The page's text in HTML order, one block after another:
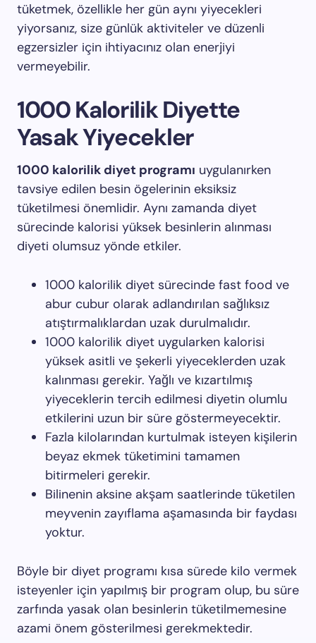
tüketmek, özellikle her gün aynı yiyecekleri
yiyorsanız, size günlük aktiviteler ve düzenli
egzersizler için ihtiyacınız olan enerjiyi
vermeyebilir.
1000 Kalorilik Diyette
Yasak Yiyecekler
1000 kalorilik diyet programı uygulanırken
tavsiye edilen besin ögelerinin eksiksiz
tüketilmesi önemlidir. Aynı zamanda diyet
sürecinde kalorisi yüksek besinlerin alınması
diyeti olumsuz yönde etkiler.
1000 kalorilik diyet sürecinde fast food ve
abur cubur olarak adlandırılan sağlıksız
atıştırmalıklardan uzak durulmalıdır.
1000 kalorilik diyet uygularken kalorisi
yüksek asitli ve şekerli yiyeceklerden uzak
kalınması gerekir. Yağlı ve kızartılmış
yiyeceklerin tercih edilmesi diyetin olumlu
etkilerini uzun bir süre göstermeyecektir.
Fazla kilolarından kurtulmak isteyen kişilerin
beyaz ekmek tüketimini tamamen
bitirmeleri gerekir.
Bilinenin aksine akşam saatlerinde tüketilen
meyvenin zayıflama aşamasında bir faydası
yoktur.
Böyle bir diyet programı kısa sürede kilo vermek
isteyenler için yapılmış bir program olup, bu süre
zarfında yasak olan besinlerin tüketilmemesine
azami önem gösterilmesi gerekmektedir.